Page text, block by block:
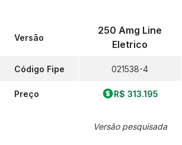
Versão
Código Fipe
Preço
250 Amg Line
Eletrico
021538-4
R$ 313.195
Versão pesquisada